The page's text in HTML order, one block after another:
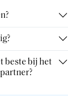
beste bij het